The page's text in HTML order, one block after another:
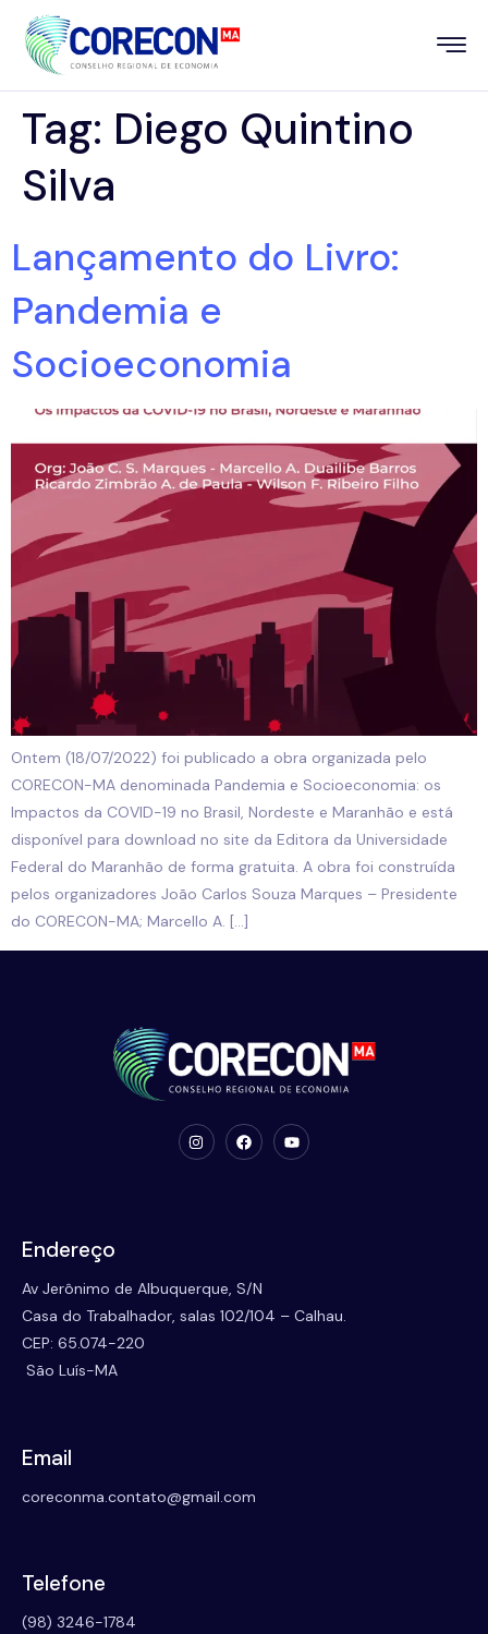
Tag: Diego Quintino
Silva
Lançamento do Livro:
Pandemia e
Socioeconomia
Ontem (18/07/2022) foi publicado a obra organizada pelo
CORECON-MA denominada Pandemia e Socioeconomia: os
Impactos da COVID-19 no Brasil, Nordeste e Maranhão e está
disponível para download no site da Editora da Universidade
Federal do Maranhão de forma gratuita. A obra foi construída
pelos organizadores João Carlos Souza Marques – Presidente
do CORECON-MA; Marcello A. […]
Endereço
Av Jerônimo de Albuquerque, S/N
Casa do Trabalhador, salas 102/104 – Calhau.
CEP: 65.074-220
São Luís-MA
Email
coreconma.contato@gmail.com
Telefone
(98) 3246-1784